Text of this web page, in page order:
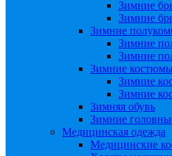
Зимние
Зимние
Зимние
Зимние
Зимние
Зимние костюмы
Зимние
Зимние
Зимняя обувь
Зимние
Медицинская одежда
Медицинские